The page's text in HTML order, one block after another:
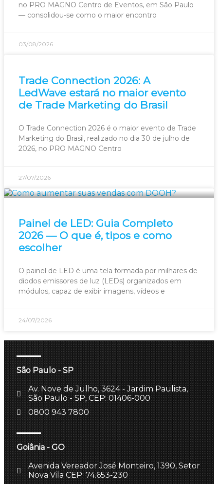
no PRO MAGNO Centro de Eventos, em São Paulo
— consolidou-se como o maior encontro
03/08/2026
Trade Connection 2026: A
LedWave estará no maior evento
de Trade Marketing do Brasil
O Trade Connection 2026 é o maior evento de Trade
Marketing do Brasil, realizado no dia 30 de julho de
2026, no PRO MAGNO Centro
27/07/2026
Painel de LED: Guia Completo
2026 — O que é, tipos e como
escolher
O painel de LED é uma tela formada por milhares de
diodos emissores de luz (LEDs) organizados em
módulos, capaz de exibir imagens, vídeos e
24/07/2026
São Paulo - SP
Av. Nove de Julho, 3624 - Jardim Paulista,
São Paulo - SP, CEP: 01406-000
0800 943 7800
Goiânia - GO
Avenida Vereador José Monteiro, 1390, Setor
Nova Vila CEP: 74.653-230